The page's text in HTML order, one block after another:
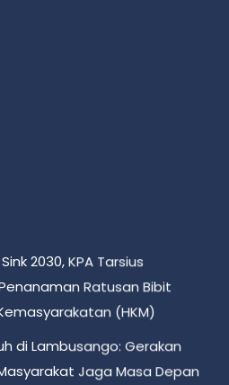
2030, KPA Tarsius
Ratusan Bibit
(HKM)
di Lambusango: Gerakan
Jaga Masa Depan